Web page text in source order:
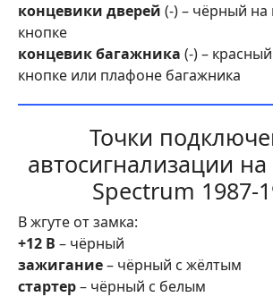
концевики дверей (-) – чёрный на
кнопке
концевик багажника (-) –
кнопке или плафоне багажника
Точки
автосигнализации
Spectrum 1987-
В жгуте от замка:
+12 В – чёрный
зажигание– чёрный с жёлтым
стартер– чёрный с белым